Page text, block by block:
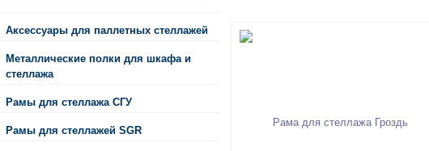
Аксессуары для паллетных стеллажей
Металлические полки для шкафа и
стеллажа
Рамы для стеллажа СГУ
Рамы для стеллажей SGR